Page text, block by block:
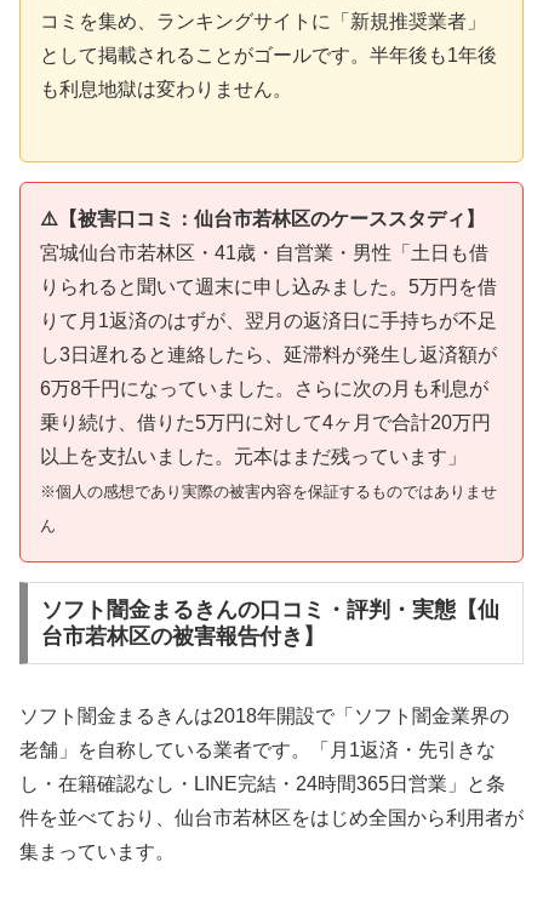
コミを集め、ランキングサイトに「新規推奨業者」
として掲載されることがゴールです。半年後も1年後
も利息地獄は変わりません。
⚠️【被害口コミ：仙台市若林区のケーススタディ】
宮城仙台市若林区・41歳・自営業・男性「土日も借
りられると聞いて週末に申し込みました。5万円を借
りて月1返済のはずが、翌月の返済日に手持ちが不足
し3日遅れると連絡したら、延滞料が発生し返済額が
6万8千円になっていました。さらに次の月も利息が
乗り続け、借りた5万円に対して4ヶ月で合計20万円
以上を支払いました。元本はまだ残っています」
※個人の感想であり実際の被害内容を保証するものではありませ
ん
ソフト闇金まるきんの口コミ・評判・実態【仙
台市若林区の被害報告付き】
ソフト闇金まるきんは2018年開設で「ソフト闇金業界の
老舗」を自称している業者です。「月1返済・先引きな
し・在籍確認なし・LINE完結・24時間365日営業」と条
件を並べており、仙台市若林区をはじめ全国から利用者が
集まっています。